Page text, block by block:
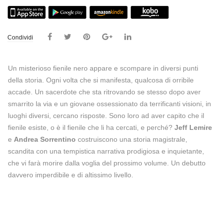
Condividi
Un misterioso fienile nero appare e scompare in diversi punti
della storia. Ogni volta che si manifesta, qualcosa di orribile
accade. Un sacerdote che sta ritrovando se stesso dopo aver
smarrito la via e un giovane ossessionato da terrificanti visioni, in
luoghi diversi, cercano risposte. Sono loro ad aver capito che il
fienile esiste, o è il fienile che li ha cercati, e perché? Jeff Lemire
e Andrea Sorrentino costruiscono una storia magistrale,
scandita con una tempistica narrativa prodigiosa e inquietante,
che vi farà morire dalla voglia del prossimo volume. Un debutto
davvero imperdibile e di altissimo livello.